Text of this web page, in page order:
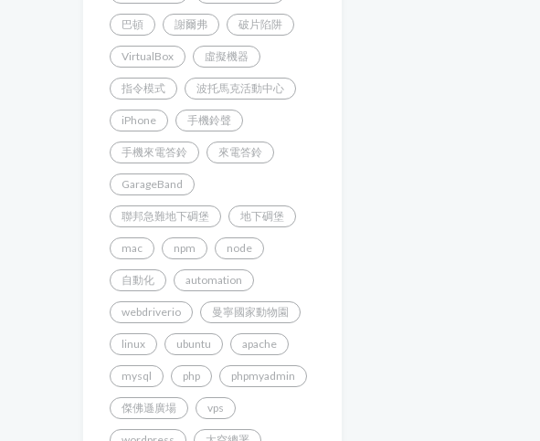
巴頓 謝爾弗 破片陷阱
VirtualBox 虛擬機器
指令模式 波托馬克活動中心
iPhone 手機鈴聲
手機來電答鈴 來電答鈴
GarageBand
聯邦急難地下碉堡 地下碉堡
mac npm node
自動化 automation
webdriverio 曼寧國家動物園
linux ubuntu apache
mysql php phpmyadmin
傑佛遜廣場 vps